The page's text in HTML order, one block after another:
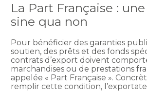
La Part Française :
sine qua non
Pour bénéficier des garanties
soutien, des prêts et des fonds
contrats d’export doivent
marchandises ou de prestations
appelée « Part Française ».
remplir cette condition,